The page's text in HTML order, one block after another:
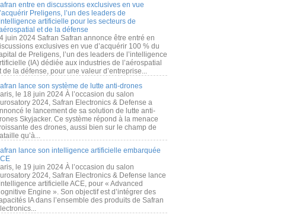
entre en discussions exclusives en vue
Preligens, l’un des leaders de
artificielle pour les secteurs de
et de la défense
juin 2024 Safran Safran annonce être entré en
exclusives en vue d’acquérir 100 % du
de Preligens, l’un des leaders de l’intelligence
(IA) dédiée aux industries de l’aérospatial
de la défense, pour une valeur d’entreprise...
lance son système de lutte anti-drones
le 18 juin 2024 À l’occasion du salon
2024, Safran Electronics & Defense a
le lancement de sa solution de lutte anti-
Skyjacker. Ce système répond à la menace
des drones, aussi bien sur le champ de
qu’à...
lance son intelligence artificielle embarquée
le 19 juin 2024 À l’occasion du salon
2024, Safran Electronics & Defense lance
artificielle ACE, pour « Advanced
Engine ». Son objectif est d’intégrer des
IA dans l’ensemble des produits de Safran